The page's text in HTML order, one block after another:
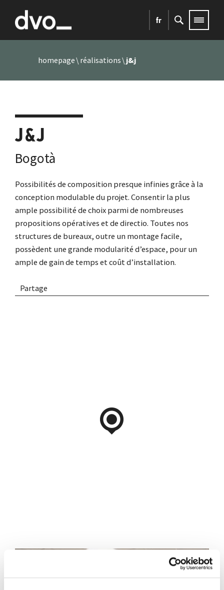
fr
homepage réalisations j&j
J&J
Bogotà
Possibilités de composition presque infinies grâce à la
conception modulable du projet. Consentir la plus
ample possibilité de choix parmi de nombreuses
propositions opératives et de directio. Toutes nos
structures de bureaux, outre un montage facile,
possèdent une grande modularité d’espace, pour un
ample de gain de temps et coût d’installation.
Partage